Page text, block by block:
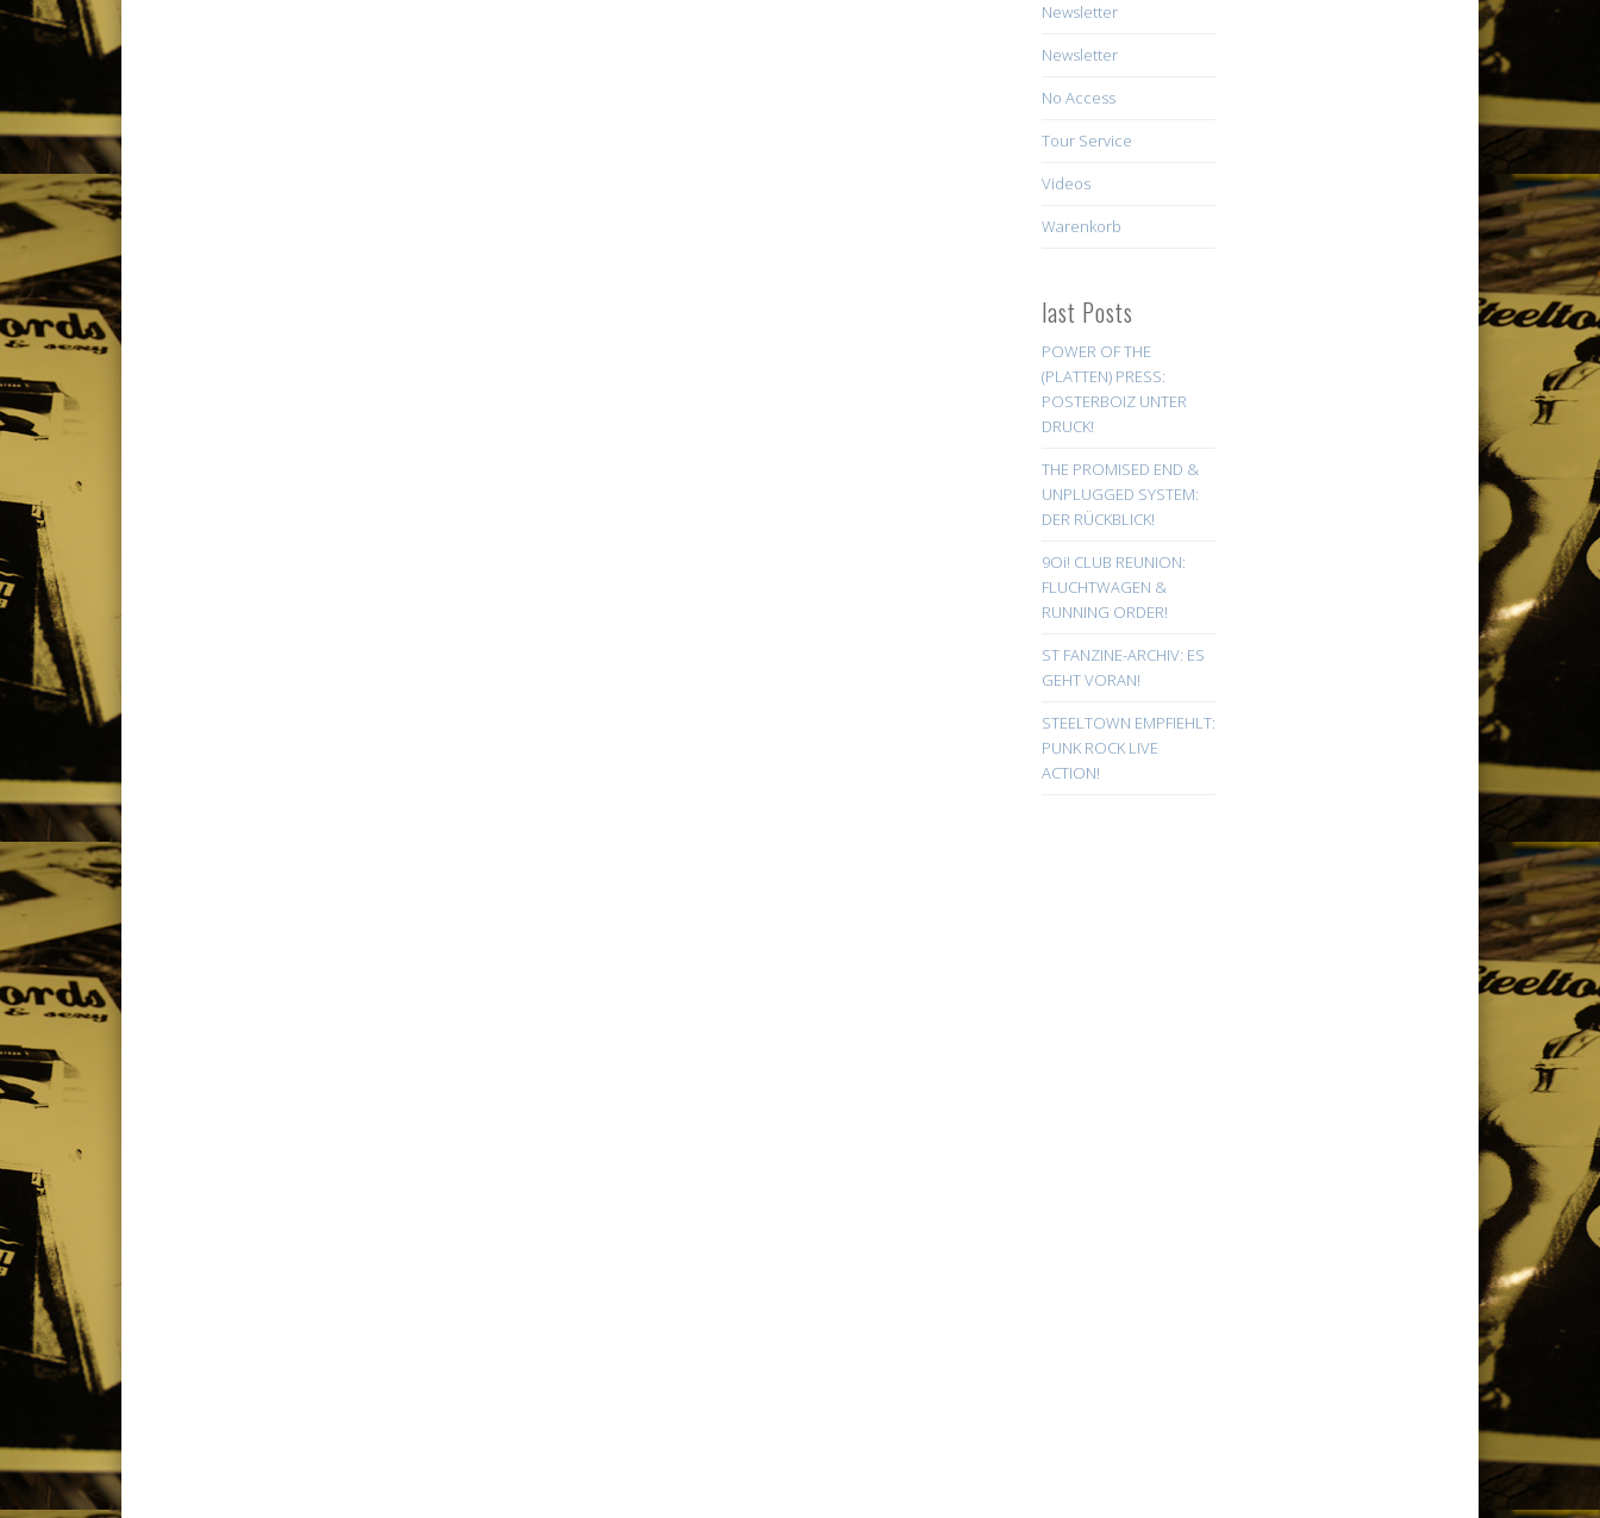
Newsletter
Newsletter
No Access
Tour Service
Videos
Warenkorb
last Posts
POWER OF THE
(PLATTEN) PRESS:
POSTERBOIZ UNTER
DRUCK!
THE PROMISED END &
UNPLUGGED SYSTEM:
DER RÜCKBLICK!
9Oi! CLUB REUNION:
FLUCHTWAGEN &
RUNNING ORDER!
ST FANZINE-ARCHIV: ES
GEHT VORAN!
STEELTOWN EMPFIEHLT:
PUNK ROCK LIVE
ACTION!